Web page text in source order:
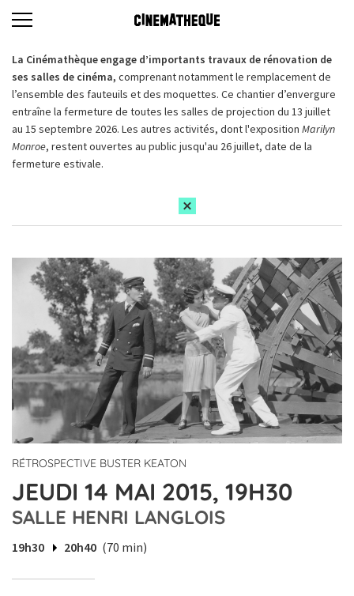
La Cinémathèque engage d’importants travaux de rénovation de
ses salles de cinéma, comprenant notamment le remplacement de
l’ensemble des fauteuils et des moquettes. Ce chantier d’envergure
entraîne la fermeture de toutes les salles de projection du 13 juillet
au 15 septembre 2026. Les autres activités, dont l'exposition Marilyn
Monroe, restent ouvertes au public jusqu'au 26 juillet, date de la
fermeture estivale.
RÉTROSPECTIVE BUSTER KEATON
JEUDI 14 MAI 2015, 19H30
SALLE HENRI LANGLOIS
19h30 20h40 (70 min)